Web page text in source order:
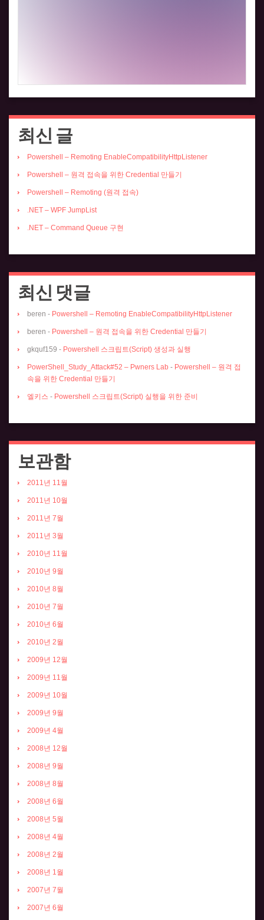
최신 글
Powershell – Remoting EnableCompatibilityHttpListener
Powershell – 원격 접속을 위한 Credential 만들기
Powershell – Remoting (원격 접속)
.NET – WPF JumpList
.NET – Command Queue 구현
최신 댓글
beren - Powershell – Remoting EnableCompatibilityHttpListener
beren - Powershell – 원격 접속을 위한 Credential 만들기
gkquf159 - Powershell 스크립트(Script) 생성과 실행
PowerShell_Study_Attack#52 – Pwners Lab - Powershell – 원격 접
속을 위한 Credential 만들기
엘키스 - Powershell 스크립트(Script) 실행을 위한 준비
보관함
2011년 11월
2011년 10월
2011년 7월
2011년 3월
2010년 11월
2010년 9월
2010년 8월
2010년 7월
2010년 6월
2010년 2월
2009년 12월
2009년 11월
2009년 10월
2009년 9월
2009년 4월
2008년 12월
2008년 9월
2008년 8월
2008년 6월
2008년 5월
2008년 4월
2008년 2월
2008년 1월
2007년 7월
2007년 6월